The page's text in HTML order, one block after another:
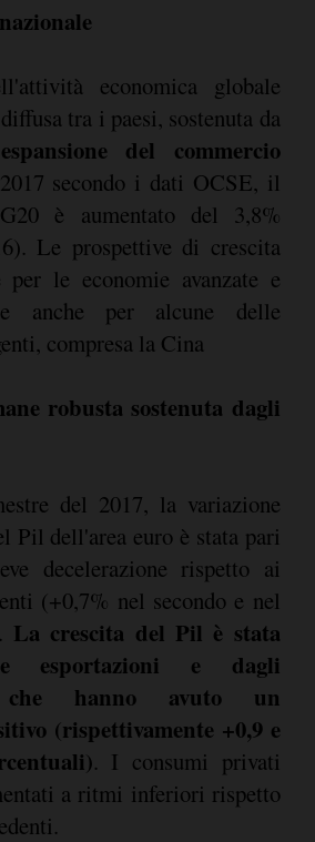
economica globale
tra i paesi, sostenuta da
del commercio
secondo i dati OCSE, il
è aumentato del 3,8%
Le prospettive di crescita
per le economie avanzate e
anche per alcune delle
compresa la Cina
robusta sostenuta dagli
del 2017, la variazione
Pil dell'area euro è stata pari
decelerazione rispetto ai
(+0,7% nel secondo e nel
La crescita del Pil è stata
esportazioni e dagli
che hanno avuto un
(rispettivamente +0,9 e
. I consumi privati
a ritmi inferiori rispetto